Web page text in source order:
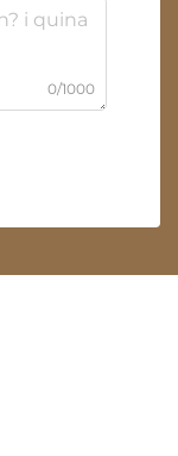
0/1000